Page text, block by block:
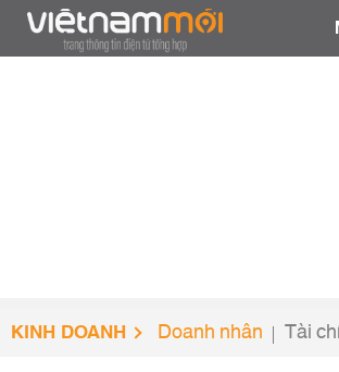
KINH DOANH Doanh nhân Tài